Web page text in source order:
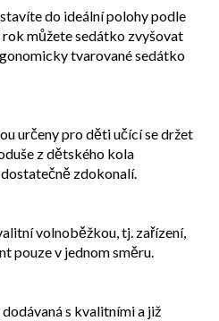
do ideální polohy podle
můžete sedátko zvyšovat
tvarované sedátko
určeny pro děti učící se držet
z dětského kola
zdokonalí.
volnoběžkou, tj. zařízení,
pouze v jednom směru.
s kvalitními a již